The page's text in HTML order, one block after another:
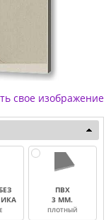
свое изображение
ПВХ
3 ММ.
ПЛОТНЫЙ